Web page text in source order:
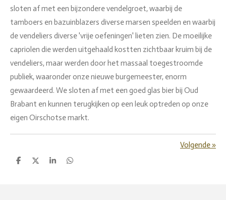
sloten af met een bijzondere vendelgroet, waarbij de
tamboers en bazuinblazers diverse marsen speelden en waarbij
de vendeliers diverse 'vrije oefeningen' lieten zien. De moeilijke
capriolen die werden uitgehaald kostten zichtbaar kruim bij de
vendeliers, maar werden door het massaal toegestroomde
publiek, waaronder onze nieuwe burgemeester, enorm
gewaardeerd. We sloten af met een goed glas bier bij Oud
Brabant en kunnen terugkijken op een leuk optreden op onze
eigen Oirschotse markt.
Volgende»
D
D
S
D